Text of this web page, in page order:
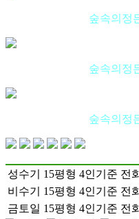
숲속의정
숲속의정
숲속의정
성수기 15평형 4인기준 전
비수기
15평형 4인기준 전
금토일 15평형 4인기준 전